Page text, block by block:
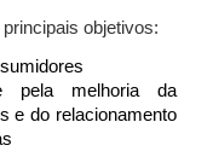
objetivos:
pela melhoria da
e do relacionamento